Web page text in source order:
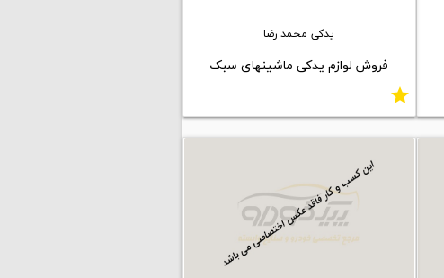
یدکی محمد رضا
فروش لوازم یدکی ماشینهای سبک
star